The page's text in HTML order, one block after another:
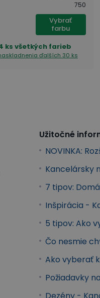
750
Vybrať
farbu
ks všetkých farieb
ďalších 30 ks
Užitočné
NOVINKA:
Kancelársky
7 tipov:
Inšpirácia -
5 tipov: Ako
Čo nesmie
Ako vyberať
Požiadavky